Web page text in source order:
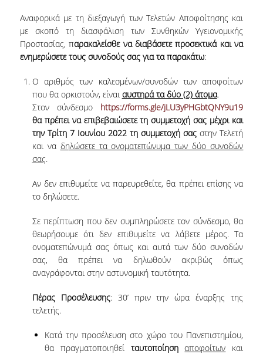
ΕΠΙΣΚΕΠΤΕΣ ΚΑΘΗΓΗΤΕΣ
ΜΕΛΗ Ε.ΔΙ.Π.
ΜΕΛΗ Ε.Τ.Ε.Π.
ΔΙΟΙΚΗΤΙΚΟ ΠΡΟΣΩΠΙΚΟ
ΜΕΤΑΔΙΔΑΚΤΟΡΙΚΟΙ ΕΡΕΥΝΗΤΕΣ
ΜΗΤΡΩΟ ΜΕΛΩΝ ΤΜΗΜΑΤΟΣ
ΠΡΟΓΡΑΜΜΑ ΣΠΟΥΔΩΝ
ΜΑΘΗΜΑΤΑ ΠΡΟΓΡΑΜΜΑΤΟΣ ΣΠΟΥΔΩΝ
ΜΑΘΗΜΑΤΑ ΕΛΕΥΘΕΡΗΣ ΕΠΙΛΟΓΗΣ ΑΠΟ
ΑΛΛΑ ΤΜΗΜΑΤΑ
ΒΡΑΒΕΙΑ ΕΡΓΑΣΙΩΝ
ΕΥΚΑΙΡΙΕΣ ΓΙΑ ΠΡΑΚΤΙΚΗ ΑΣΚΗΣΗ
Αναφορικά με τη διεξαγωγή των Τελετών Αποφοίτησης και
με σκοπό τη διασφάλιση των Συνθηκών Υγειονομικής
Προστασίας, παρακαλείσθενα διαβάσετε προσεκτικά και να
ενημερώσετε τους συνοδούς σας για τα παρακάτω:
Ο αριθμός των καλεσμένων/συνοδών των αποφοίτων
που θα ορκιστούν, είναι αυστηρά τα δύο (2) άτομα.
Στον σύνδεσμο https://forms.gle/jLU3yPHGbtQNY9u19
θα πρέπει να επιβεβαιώσετε τη συμμετοχή σας μέχρι και
την Τρίτη 7 Ιουνίου 2022τη συμμετοχή σας στην Τελετή
και να δηλώσετε τα ονοματεπώνυμα των δύο συνοδών
σας.
Αν δεν επιθυμείτε να παρευρεθείτε, θα πρέπει επίσης να
το δηλώσετε.
Σε περίπτωση που δεν συμπληρώσετε τον σύνδεσμο, θα
θεωρήσουμε ότι δεν επιθυμείτε να λάβετε μέρος. Τα
ονοματεπώνυμά σας όπως και αυτά των δύο συνοδών
σας, θα πρέπει να δηλωθούν ακριβώς όπως
αναγράφονται στην αστυνομική ταυτότητα.
Πέρας Προσέλευσης: 30’ πριν την ώρα έναρξης της
τελετής.
Κατά την προσέλευση στο χώρο του Πανεπιστημίου,
θα πραγματοποιηθεί ταυτοποίηση αποφοίτων και